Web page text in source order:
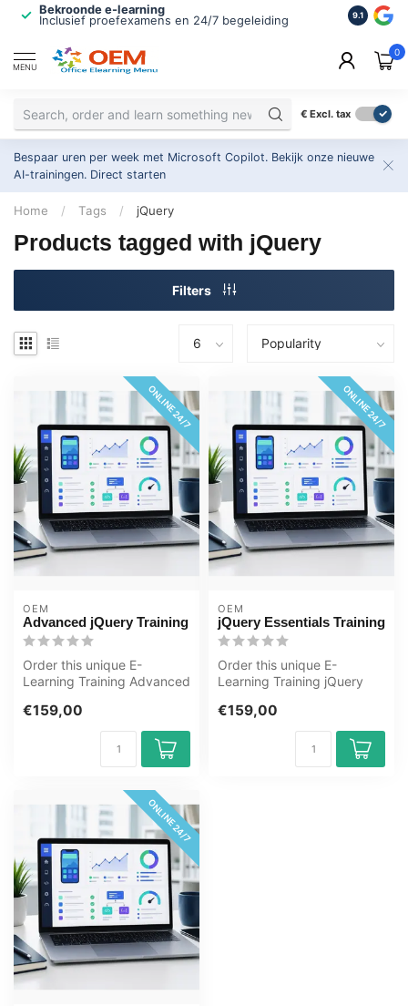
Bekroonde e-learning
Inclusief proefexamens en 24/7 begeleiding
ISO
2.500+
9.1
MENU
0
€ Excl. tax
Bespaar uren per week met Microsoft Copilot. Bekijk onze nieuwe
AI-trainingen. Direct starten
Home / Tags / jQuery
Products tagged with jQuery
Filters
ONLINE 24/7
OEM
Advanced jQuery Training
Order this unique E-
Learning Training Advanced
access...
€159,00
ONLINE 24/7
OEM
jQuery Essentials Training
Order this unique E-
Learning Training jQuery
24/7 acce...
€159,00
ONLINE 24/7